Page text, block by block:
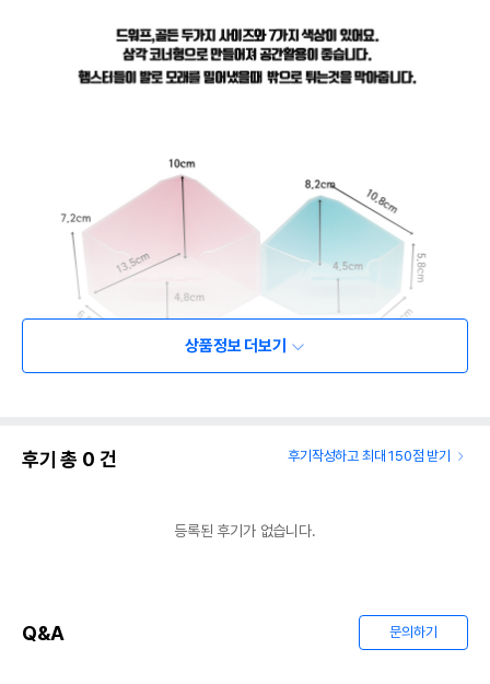
법에 의한 인증,허가 등을
받았음을 확인할수 있는
상품정보 더보기
후기 총 0 건 후기작성하고 최대 150점 받기
등록된 후기가 없습니다.
Q&A 문의하기